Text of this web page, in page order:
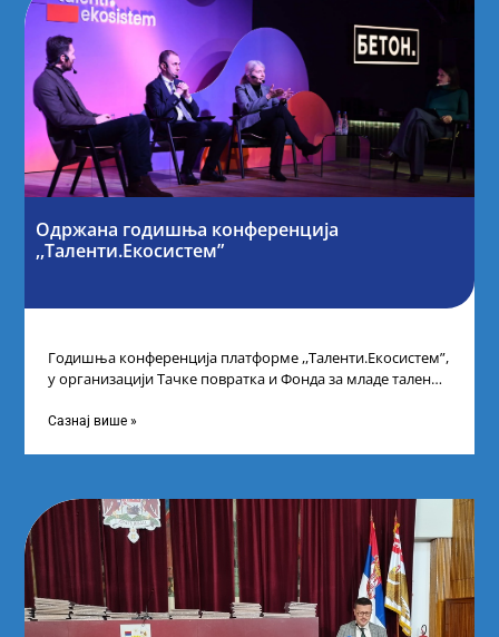
Одржана годишња конференција
,,Таленти.Екосистем”
Годишња конференција платформе ,,Таленти.Екосистем”,
у организацији Тачке повратка и Фонда за младе таленте
Сазнај више »